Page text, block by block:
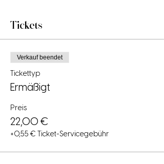
Tickets
Verkauf beendet
Tickettyp
Ermäßigt
Preis
22,00 €
+0,55 € Ticket-Servicegebühr